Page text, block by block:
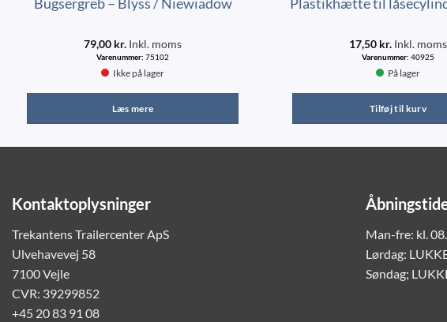
79,00 kr. Inkl. moms
Varenummer: 75102
Ikke på lager
Læs mere
17,50 kr. Inkl. moms
Varenummer: 40925
På lager
Tilføj til kurv
Kontaktoplysninger
Trekantens Trailercenter ApS
Ulvehavevej 58
7100 Vejle
CVR: 39299852
+45 20 83 91 08
Man-fre: kl.
Lørdag:
Søndag;